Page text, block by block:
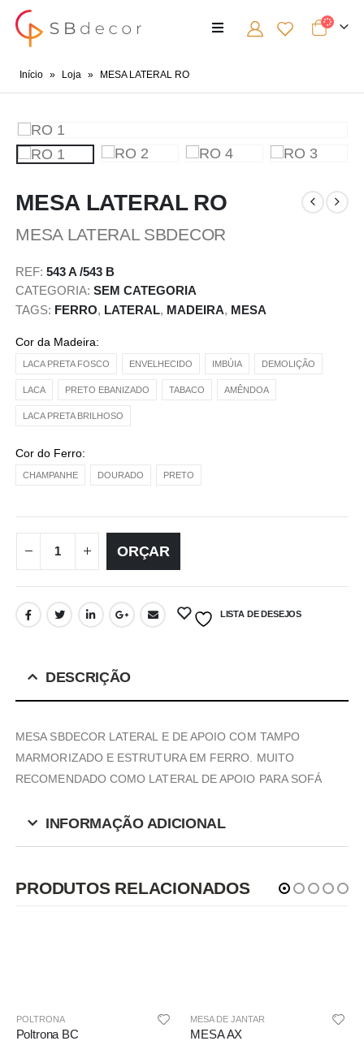
Início » Loja » MESA LATERAL RO
MESA LATERAL RO
MESA LATERAL SBDECOR
REF:543 A /543 B
CATEGORIA:SEM CATEGORIA
TAGS: FERRO, LATERAL, MADEIRA, MESA
Cor da Madeira
LACA PRETA FOSCO ENVELHECIDO IMBÚIA DEMOLIÇÃO
LACA PRETO EBANIZADO TABACO AMÊNDOA
LACA PRETA BRILHOSO
Cor do Ferro
CHAMPANHE DOURADO PRETO
ORÇAR
LISTA DE DESEJOS
DESCRIÇÃO
MESA SBDECOR LATERAL E DE APOIO COM TAMPO
MARMORIZADO E ESTRUTURA EM FERRO. MUITO
RECOMENDADO COMO LATERAL DE APOIO PARA SOFÁ
INFORMAÇÃO ADICIONAL
PRODUTOS RELACIONADOS
POLTRONA
Poltrona BC
MESA DE JANTAR
MESA AX